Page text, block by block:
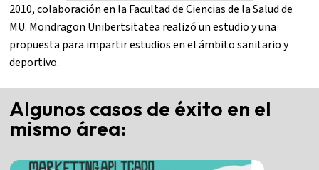
2010, colaboración en la Facultad de Ciencias de la Salud de
MU. Mondragon Unibertsitatea realizó un estudio y una
propuesta para impartir estudios en el ámbito sanitario y
deportivo.
Algunos casos de éxito en el
mismo área: